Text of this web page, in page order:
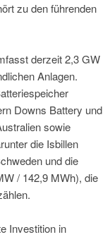
zu den führenden
derzeit 2,3 GW
Anlagen.
Downs Battery und
sowie
die Isbillen
und die
/ 142,9 MWh), die
Investition in